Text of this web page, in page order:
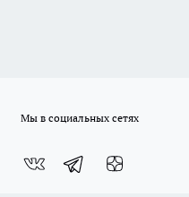
Мы в социальных сетях